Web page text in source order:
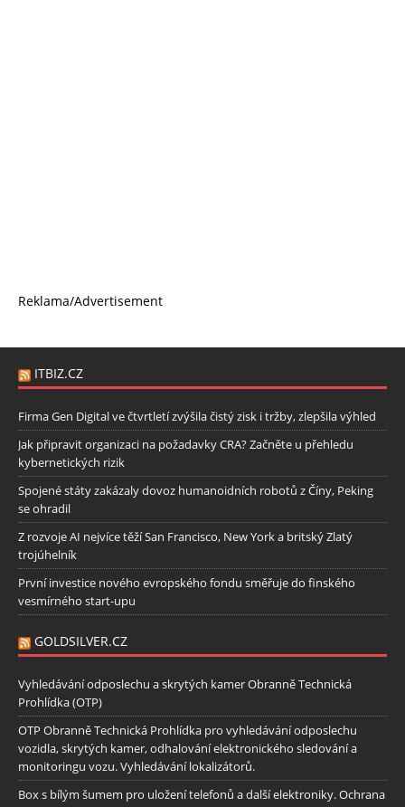
Reklama/Advertisement
ITBIZ.CZ
Firma Gen Digital ve čtvrtletí zvýšila čistý zisk i tržby, zlepšila výhled
Jak připravit organizaci na požadavky CRA? Začněte u přehledu
kybernetických rizik
Spojené státy zakázaly dovoz humanoidních robotů z Číny, Peking
se ohradil
Z rozvoje AI nejvíce těží San Francisco, New York a britský Zlatý
trojúhelník
První investice nového evropského fondu směřuje do finského
vesmírného start-upu
GOLDSILVER.CZ
Vyhledávání odposlechu a skrytých kamer Obranně Technická
Prohlídka (OTP)
OTP Obranně Technická Prohlídka pro vyhledávání odposlechu
vozidla, skrytých kamer, odhalování elektronického sledování a
monitoringu vozu. Vyhledávání lokalizátorů.
Box s bílým šumem pro uložení telefonů a další elektroniky. Ochrana